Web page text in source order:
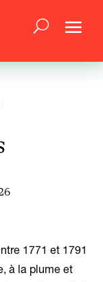
1771 et 1791
à la plume et